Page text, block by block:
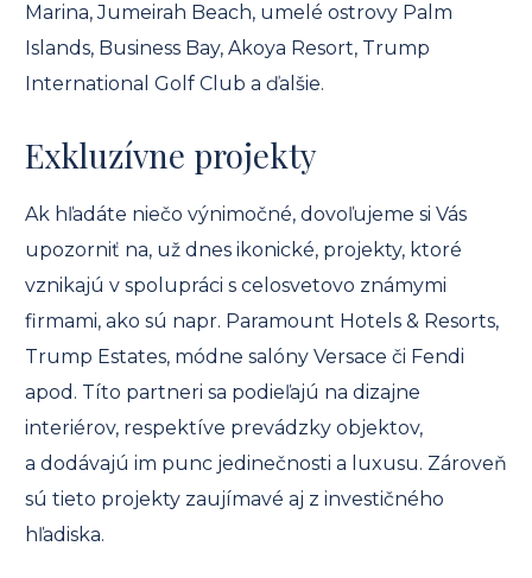
Marina, Jumeirah Beach, umelé ostrovy Palm
Islands, Business Bay, Akoya Resort, Trump
International Golf Club a ďalšie.
Exkluzívne projekty
Ak hľadáte niečo výnimočné, dovoľujeme si Vás
upozorniť na, už dnes ikonické, projekty, ktoré
vznikajú v spolupráci s celosvetovo známymi
firmami, ako sú napr. Paramount Hotels & Resorts,
Trump Estates, módne salóny Versace či Fendi
apod. Títo partneri sa podieľajú na dizajne
interiérov, respektíve prevádzky objektov,
a dodávajú im punc jedinečnosti a luxusu. Zároveň
sú tieto projekty zaujímavé aj z investičného
hľadiska.